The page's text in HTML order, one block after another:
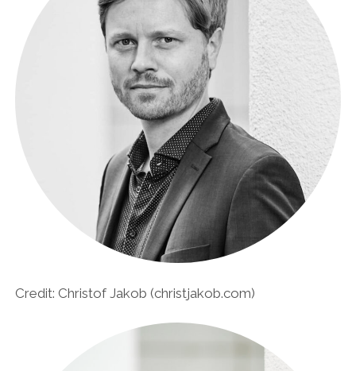
Credit: Christof Jakob (christjakob.com)